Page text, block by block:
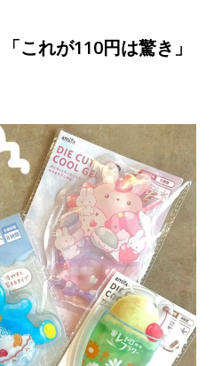
これが110円は驚き」